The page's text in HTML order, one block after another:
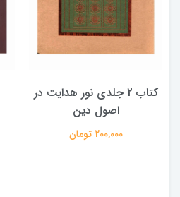
کتاب 2 جلدی نور هدایت در
اصول دین
200,000 تومان